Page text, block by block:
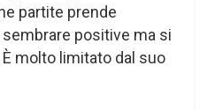
partite prende
positive ma si
molto limitato dal suo